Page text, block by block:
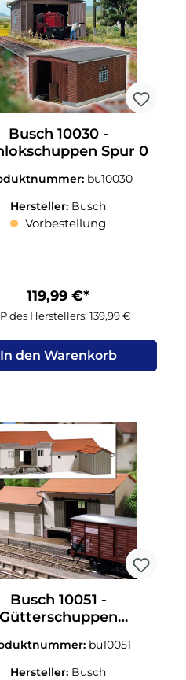
Busch 10030 -
Spur 0
bu10030
Hersteller: Busch
Vorbestellung
119,99 €*
des Herstellers: 139,99 €
In den Warenkorb
Busch 10051 -
Gütterschuppen
bu10051
Hersteller: Busch